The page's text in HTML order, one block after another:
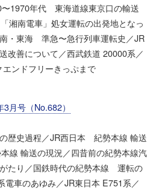
1970年代 東海道線東京口の輸送
湘南電車」処女運転の出発地となっ
・東海 準急〜急行列車運転史／JR
改善について／西武鉄道 20000系／
ンドフリーきっぷまで
月号（No.682）
歴史過程／JR西日本 紀勢本線 輸送
線 輸送の現況／四昔前の紀勢本線汽
たり／国鉄時代の紀勢本線 運転の
車のあゆみ／JR東日本 E751系／